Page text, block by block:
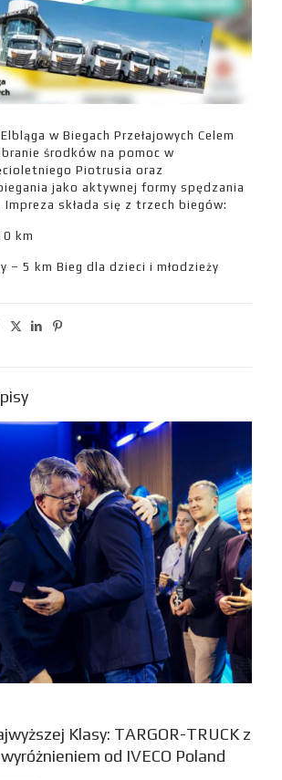
w Biegach Przełajowych Celem
środków na pomoc w
Piotrusia oraz
jako aktywnej formy spędzania
Impreza składa się z trzech biegów:
km
– 5 km Bieg dla dzieci i młodzieży
Klasy: TARGOR-TRUCK z
od IVECO Poland